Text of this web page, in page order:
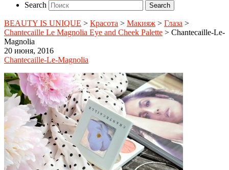
Search
BEAUTY IS UNIQUE > Красота > Макияж > Глаза >
Chantecaille Le Magnolia Eye and Cheek Palette > Chantecaille-Le-
Magnolia
20 июня, 2016
Chantecaille-Le-Magnolia